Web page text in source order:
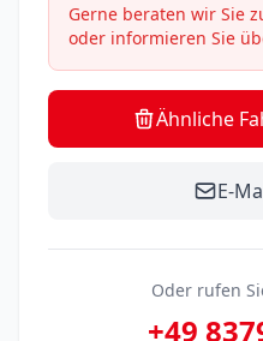
Gerne beraten wir Sie
oder informieren Sie
Ähnliche
E-
Oder rufen
+49